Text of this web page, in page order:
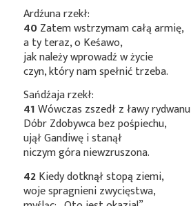
Ardźuna rzekł:
40Zatem wstrzymam całą armię,
a ty teraz, o Keśawo,
jak należy wprowadź w życie
czyn, który nam spełnić trzeba.
Sańdźaja rzekł:
41Wówczas zszedł z ławy rydwanu
Dóbr Zdobywca bez pośpiechu,
ujął Gandiwę i stanął
niczym góra niewzruszona.
42Kiedy dotknął stopą ziemi,
woje spragnieni zwycięstwa,